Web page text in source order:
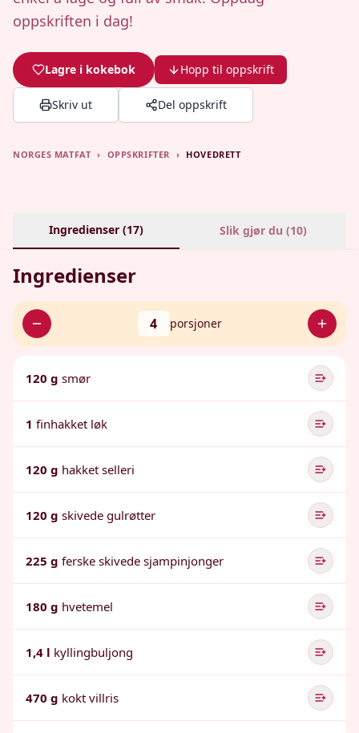
oppskriften i dag!
Lagre i kokebok Hopp til oppskrift
Skriv ut Del oppskrift
NORGES MATFAT › OPPSKRIFTER › HOVEDRETT
Ingredienser (17) Slik gjør du (10)
Ingredienser
4 porsjoner
120 g smør
1 finhakket løk
120 g hakket selleri
120 g skivede gulrøtter
225 g ferske skivede sjampinjonger
180 g hvetemel
1,4 l kyllingbuljong
470 g kokt villris